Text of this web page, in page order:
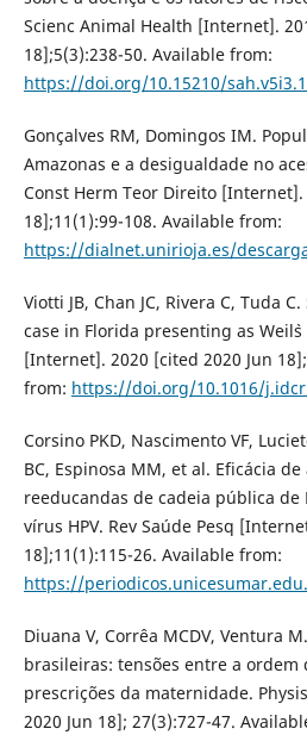
Scienc Animal Health [Internet].
18];5(3):238-50. Available from:
https://doi.org/10.15210/
Gonçalves RM, Domingos IM.
Amazonas e a desigualdade no
Const Herm Teor Direito [Internet].
18];11(1):99-108. Available from:
https://dialnet.unirioja.es/
Viotti JB, Chan JC, Rivera C, Tuda
case in Florida presenting as Weil`s
[Internet]. 2020 [cited 2020 Jun
from: https://doi.org/10.1016/
Corsino PKD, Nascimento VF,
BC, Espinosa MM, et al. Eficácia
reeducandas de cadeia pública de
vírus HPV. Rev Saúde Pesq
18];11(1):115-26. Available from:
https://
Diuana V, Corrêa MCDV, Ventura
brasileiras: tensões entre a
prescrições da maternidade.
2020 Jun 18]; 27(3):727-47.